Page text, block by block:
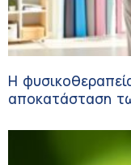
Η
αποκατάσταση